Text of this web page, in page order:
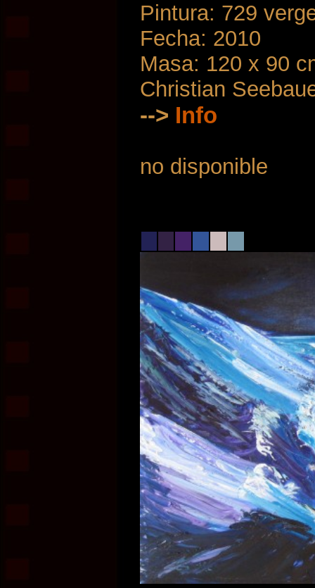
Pintura: 729
Fecha: 2010
Masa: 120 x 90
Christian
--> Info
no disponible